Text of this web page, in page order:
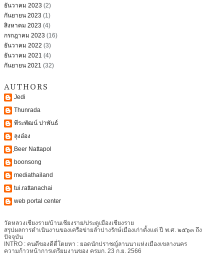
ธันวาคม 2023 (2)
กันยายน 2023 (1)
สิงหาคม 2023 (4)
กรกฎาคม 2023 (16)
ธันวาคม 2022 (3)
ธันวาคม 2021 (4)
กันยายน 2021 (32)
AUTHORS
Jedi
Thunrada
พีระพัฒน์ ปาพันธ์
ลุงอ๋อง
ฺBeer Nattapol
boonsong
mediathailand
tui.rattanachai
web portal center
วัดหลวงเชียงราย/บ้านเชียงราย/ประตูเมืองเชียงราย
สรุปผลการดำเนินงานของเครือข่ายลำปางรักษ์เมืองเก่าตั้งแต่ ปี พ.ศ. ๒๕๖๓ ถึง
ปัจจุบัน
INTRO : คนดีของดีตี่โตยหา : ยอดนักปราชญ์ลานนาแห่งเมืองเขลางนคร
ความก้าวหน้าการเตรียมงานของ ครมก. 23 ก.ย. 2566